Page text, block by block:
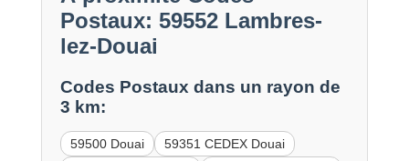
Postaux: 59552 Lambres-
lez-Douai
Codes Postaux dans un rayon de
3 km:
59500 Douai
59351 CEDEX Douai